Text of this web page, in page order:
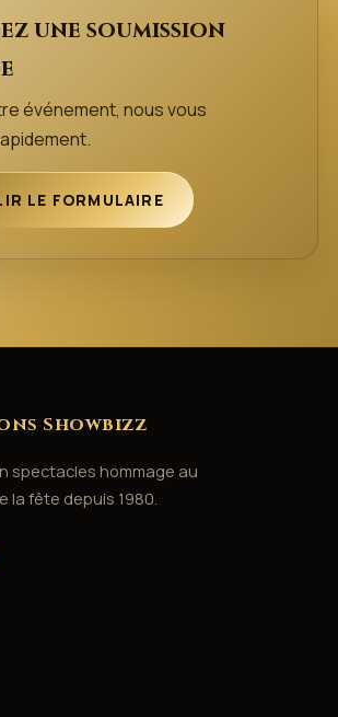
une soumission
événement, nous vous
LE FORMULAIRE
Showbizz
spectacles hommage au
la fête depuis 1980.